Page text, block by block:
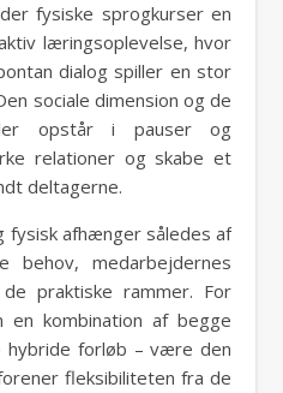
fysiske sprogkurser en
læringsoplevelse, hvor
dialog spiller en stor
sociale dimension og de
opstår i pauser og
relationer og skabe et
deltagerne.
fysisk afhænger således af
behov, medarbejdernes
praktiske rammer. For
en kombination af begge
hybride forløb – være den
fleksibiliteten fra de